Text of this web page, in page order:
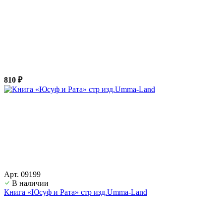
810 ₽
Арт. 09199
В наличии
Книга «Юсуф и Рата» стр изд.Umma-Land